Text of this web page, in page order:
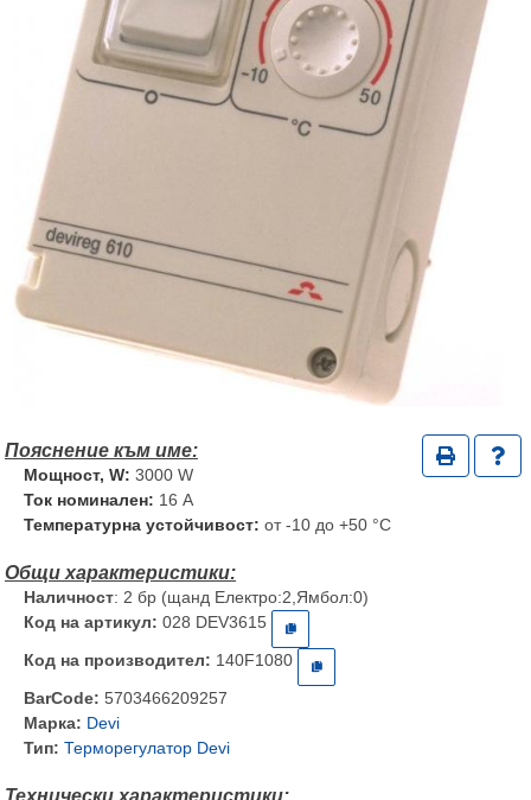
Мощност, W: 3000 W
Ток номинален: 16 A
Температурна устойчивост: от -10 до +50 °C
Наличност: 2 бр (щанд Електро:2,Ямбол:0)
Код на артикул: 028 DEV3615
Код на производител: 140F1080
BarCode: 5703466209257
Марка: Devi
Тип: Терморегулатор Devi